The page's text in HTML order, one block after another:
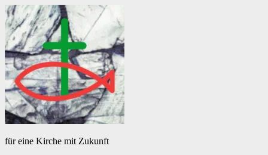
Skip
to
content
von
PfarrerB
für eine Kirche mit Zukunft